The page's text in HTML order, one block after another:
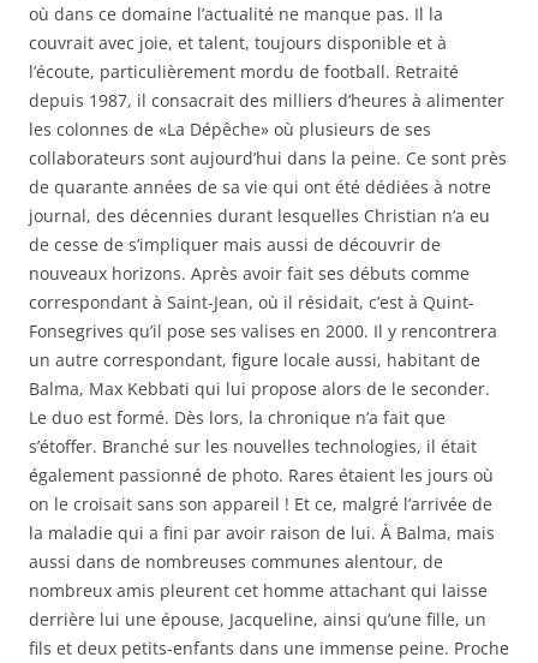
où dans ce domaine l’actualité ne manque pas. Il la
couvrait avec joie, et talent, toujours disponible et à
l’écoute, particulièrement mordu de football. Retraité
depuis 1987, il consacrait des milliers d’heures à alimenter
les colonnes de «La Dépêche» où plusieurs de ses
collaborateurs sont aujourd’hui dans la peine. Ce sont près
de quarante années de sa vie qui ont été dédiées à notre
journal, des décennies durant lesquelles Christian n’a eu
de cesse de s’impliquer mais aussi de découvrir de
nouveaux horizons. Après avoir fait ses débuts comme
correspondant à Saint-Jean, où il résidait, c’est à Quint-
Fonsegrives qu’il pose ses valises en 2000. Il y rencontrera
un autre correspondant, figure locale aussi, habitant de
Balma, Max Kebbati qui lui propose alors de le seconder.
Le duo est formé. Dès lors, la chronique n’a fait que
s’étoffer. Branché sur les nouvelles technologies, il était
également passionné de photo. Rares étaient les jours où
on le croisait sans son appareil ! Et ce, malgré l’arrivée de
la maladie qui a fini par avoir raison de lui. À Balma, mais
aussi dans de nombreuses communes alentour, de
nombreux amis pleurent cet homme attachant qui laisse
derrière lui une épouse, Jacqueline, ainsi qu’une fille, un
fils et deux petits-enfants dans une immense peine. Proche